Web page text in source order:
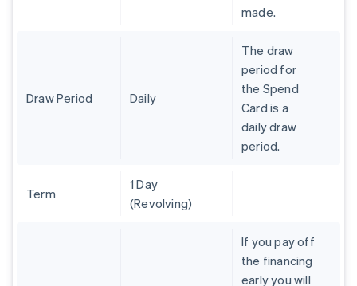
made.
Draw Period Daily
The draw
period for
the Spend
Card is a
daily draw
period.
Term
1 Day
(Revolving)
If you pay off
the financing
early you will
Estland
English
Français